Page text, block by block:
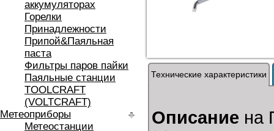
аккумуляторах
Горелки
Принадлежности
Припой&Паяльная
паста
Фильтры паров пайки
Паяльные станции
TOOLCRAFT
(VOLTCRAFT)
Метеоприборы
Метеостанции
Технические характеристики
Описание на